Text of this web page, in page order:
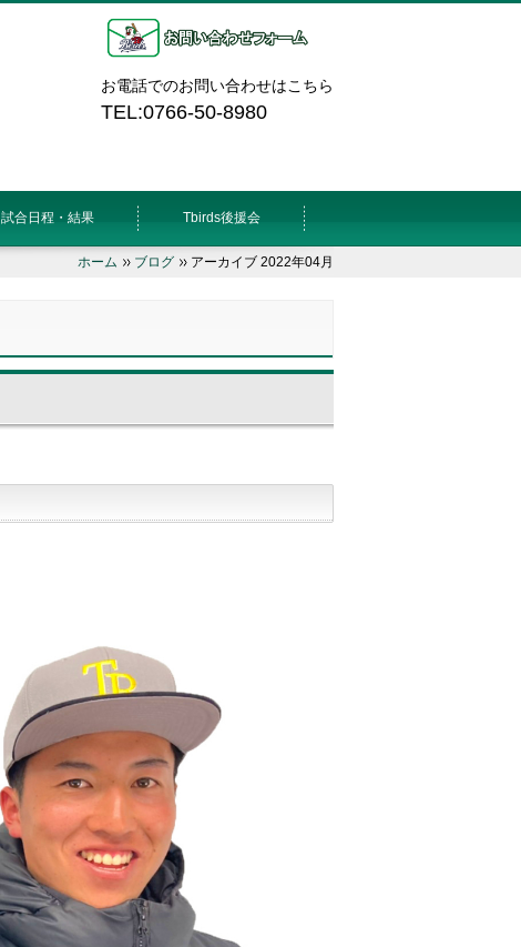
お電話でのお問い合わせはこちら
TEL:0766-50-8980
試合日程・結果 Tbirds後援会
ホーム ブログ アーカイブ 2022年04月